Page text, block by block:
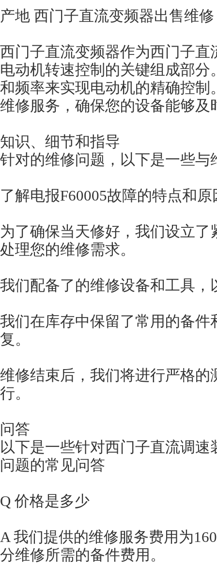
产地 西门子直流变频器出售维修
西门子直流变频器作为西门子
电动机转速控制的关键组成部
和频率来实现电动机的精确控
维修服务，确保您的设备能够及
知识、细节和指导
针对的维修问题，以下是一些
了解电报F60005故障的特点和原
为了确保当天修好，我们设立
处理您的维修需求。
我们配备了的维修设备和工具
我们在库存中保留了常用的备
复。
维修结束后，我们将进行严格
行。
问答
以下是一些针对西门子直流调速
问题的常见问答
Q 价格是多少
A 我们提供的维修服务费用为
分维修所需的备件费用。